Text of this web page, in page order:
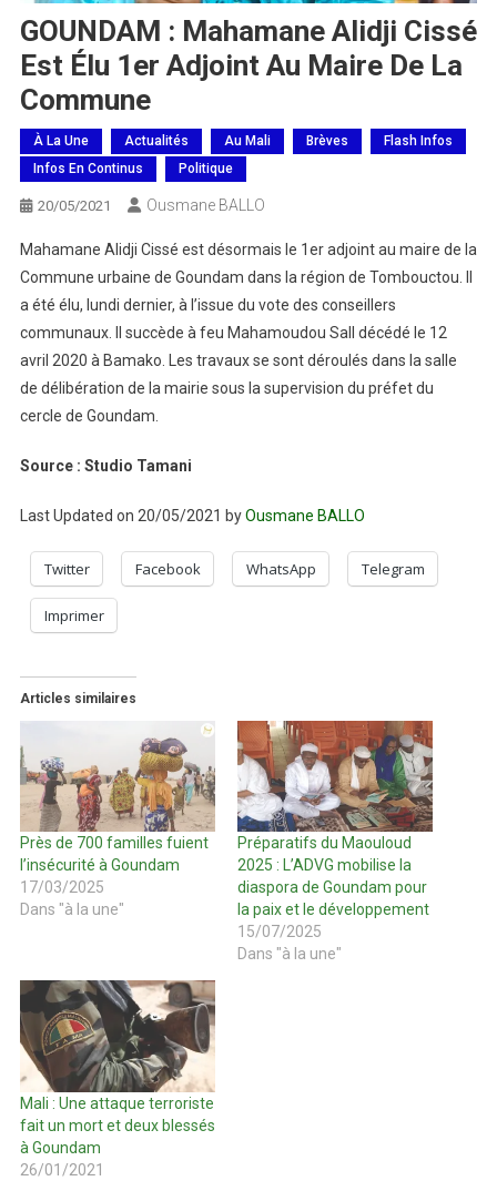
GOUNDAM : Mahamane Alidji Cissé
Est Élu 1er Adjoint Au Maire De La
Commune
À La Une Actualités Au Mali Brèves
Flash Infos
Infos En Continus
Politique
20/05/2021 Ousmane BALLO
Mahamane Alidji Cissé est désormais le 1er adjoint au maire de la
Commune urbaine de Goundam dans la région de Tombouctou. Il
a été élu, lundi dernier, à l’issue du vote des conseillers
communaux. Il succède à feu Mahamoudou Sall décédé le 12
avril 2020 à Bamako. Les travaux se sont déroulés dans la salle
de délibération de la mairie sous la supervision du préfet du
cercle de Goundam.
Source : Studio Tamani
Last Updated on 20/05/2021 byOusmane BALLO
Twitter Facebook WhatsApp Telegram
Imprimer
Articles similaires
Près de 700 familles fuient
l’insécurité à Goundam
17/03/2025
Dans "à la une"
Préparatifs du Maouloud
2025 : L’ADVG mobilise la
diaspora de Goundam pour
la paix et le développement
15/07/2025
Dans "à la une"
Mali : Une attaque terroriste
fait un mort et deux blessés
à Goundam
26/01/2021